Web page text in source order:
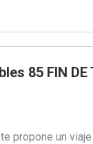
85 FIN DE
propone un